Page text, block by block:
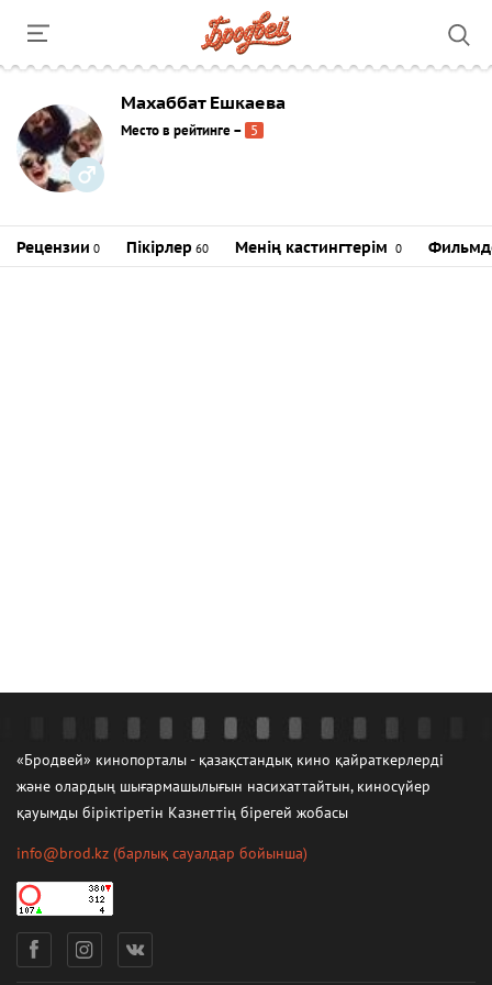
Махаббат Ешкаева
Место в рейтинге– 5
Рецензии 0 Пікірлер 60 Менің кастингтерім 0
«Бродвей» кинопорталы - қазақстандық кино қайраткерлерді
және олардың шығармашылығын насихаттайтын, киносүйер
қауымды біріктіретін Казнеттің бірегей жобасы
info@brod.kz (барлық сауалдар бойынша)